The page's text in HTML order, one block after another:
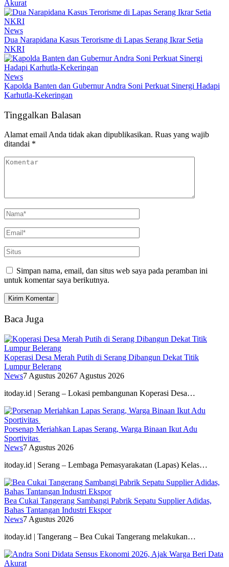
Akurat
News
Dua Narapidana Kasus Terorisme di Lapas Serang Ikrar Setia
NKRI
News
Kapolda Banten dan Gubernur Andra Soni Perkuat Sinergi Hadapi
Karhutla-Kekeringan
Tinggalkan Balasan
Alamat email Anda tidak akan dipublikasikan. Ruas yang wajib
ditandai *
Simpan nama, email, dan situs web saya pada peramban ini
untuk komentar saya berikutnya.
Baca Juga
Koperasi Desa Merah Putih di Serang Dibangun Dekat Titik
Lumpur Belerang
News7 Agustus 20267 Agustus 2026
itoday.id | Serang – Lokasi pembangunan Koperasi Desa…
Porsenap Meriahkan Lapas Serang, Warga Binaan Ikut Adu
Sportivitas
News7 Agustus 2026
itoday.id | Serang – Lembaga Pemasyarakatan (Lapas) Kelas…
Bea Cukai Tangerang Sambangi Pabrik Sepatu Supplier Adidas,
Bahas Tantangan Industri Ekspor
News7 Agustus 2026
itoday.id | Tangerang – Bea Cukai Tangerang melakukan…